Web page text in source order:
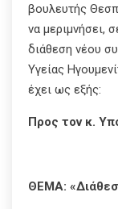
βουλευτής
να μεριμνήσει,
διάθεση νέου
Υγείας
έχει ως εξής:
Προς τον κ.
ΘΕΜΑ: